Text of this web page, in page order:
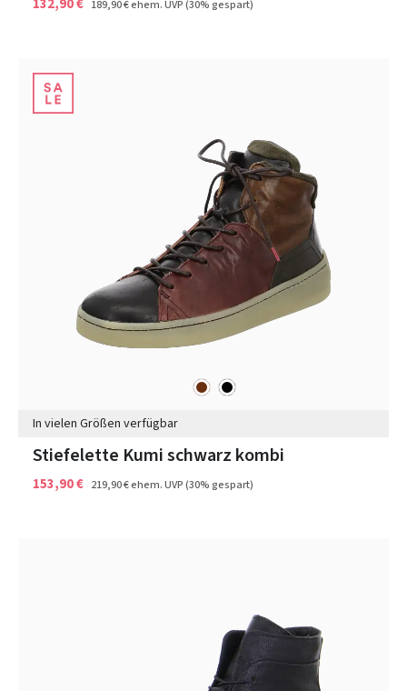
132,90 € 189,90 €ehem. UVP(30% gespart)
braunschwarz
In vielen Größen verfügbar
Stiefelette Kumi schwarz kombi
153,90 € 219,90 €ehem. UVP(30% gespart)